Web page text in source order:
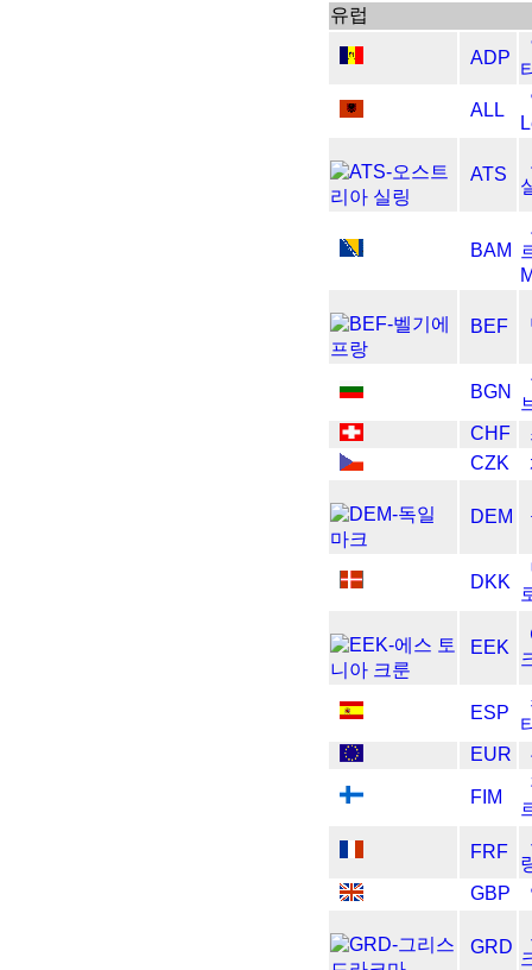
​​유럽
ADP
ALL
ATS
BAM
BEF
BGN
CHF
CZK
DEM
DKK
EEK
ESP
EUR
FIM
FRF
GBP
GRD